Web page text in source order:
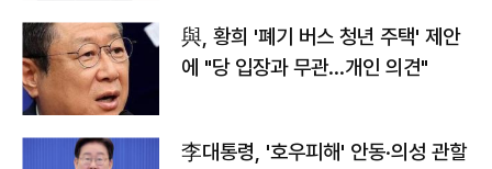
與, 황희 '폐기 버스 청년 주택' 제안
에 "당 입장과 무관…개인 의견"
李대통령, '호우피해' 안동·의성 관할